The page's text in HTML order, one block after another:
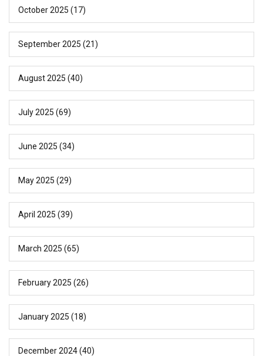
October 2025 (17)
September 2025 (21)
August 2025 (40)
July 2025 (69)
June 2025 (34)
May 2025 (29)
April 2025 (39)
March 2025 (65)
February 2025 (26)
January 2025 (18)
December 2024(40)